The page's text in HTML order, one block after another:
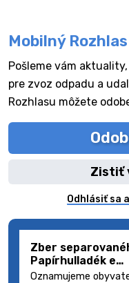
Mobilný Rozhlas
Pošleme vám
pre zvoz odpadu a
Rozhlasu môžete
Zistiť
Odhlásiť sa
Zber
Papírhulladék e…
Oznamujeme